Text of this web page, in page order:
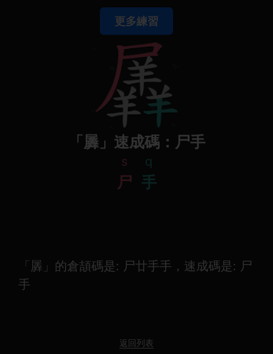
更多練習
「羼」速成碼：尸手
s
尸
q
手
「羼」的倉頡碼是: 尸廿手手，速成碼是: 尸
手
返回列表